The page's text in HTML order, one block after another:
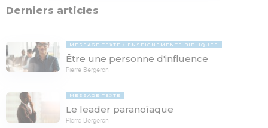
Derniers articles
MESSAGE TEXTE ENSEIGNEMENTS BIBLIQUES
Être une personne d'influence
Pierre Bergeron
MESSAGE TEXTE
Le leader paranoïaque
Pierre Bergeron